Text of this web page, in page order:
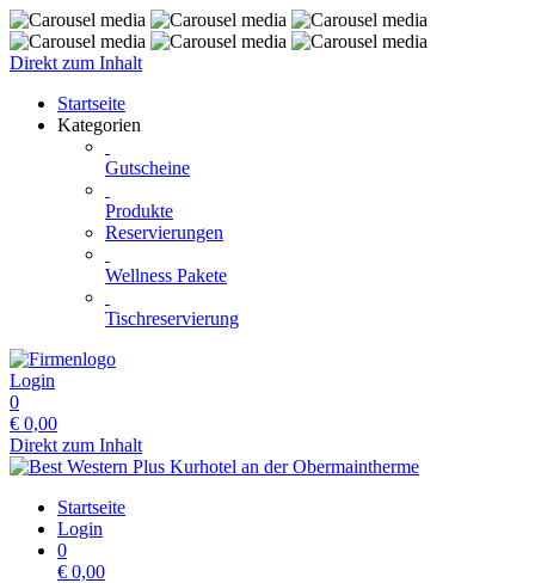
Direkt zum Inhalt
Startseite
Kategorien
Gutscheine
Produkte
Reservierungen
Wellness Pakete
Tischreservierung
Login
0
€ 0,00
Direkt zum Inhalt
Startseite
Login
0
€ 0,00